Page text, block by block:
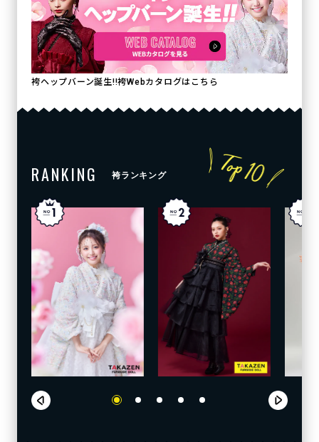
袴ヘップバーン誕生!!袴Webカタログはこちら
RANKING 袴ランキング